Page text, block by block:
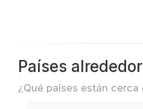
Países alrededor